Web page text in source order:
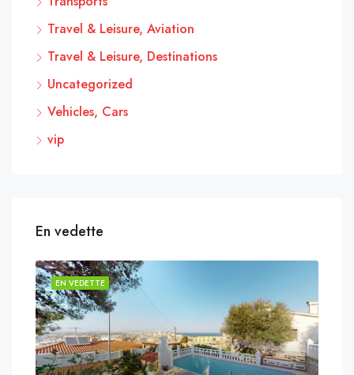
Travel & Leisure, Aviation
Travel & Leisure, Destinations
Uncategorized
Vehicles, Cars
vip
En vedette
EN VEDETTE